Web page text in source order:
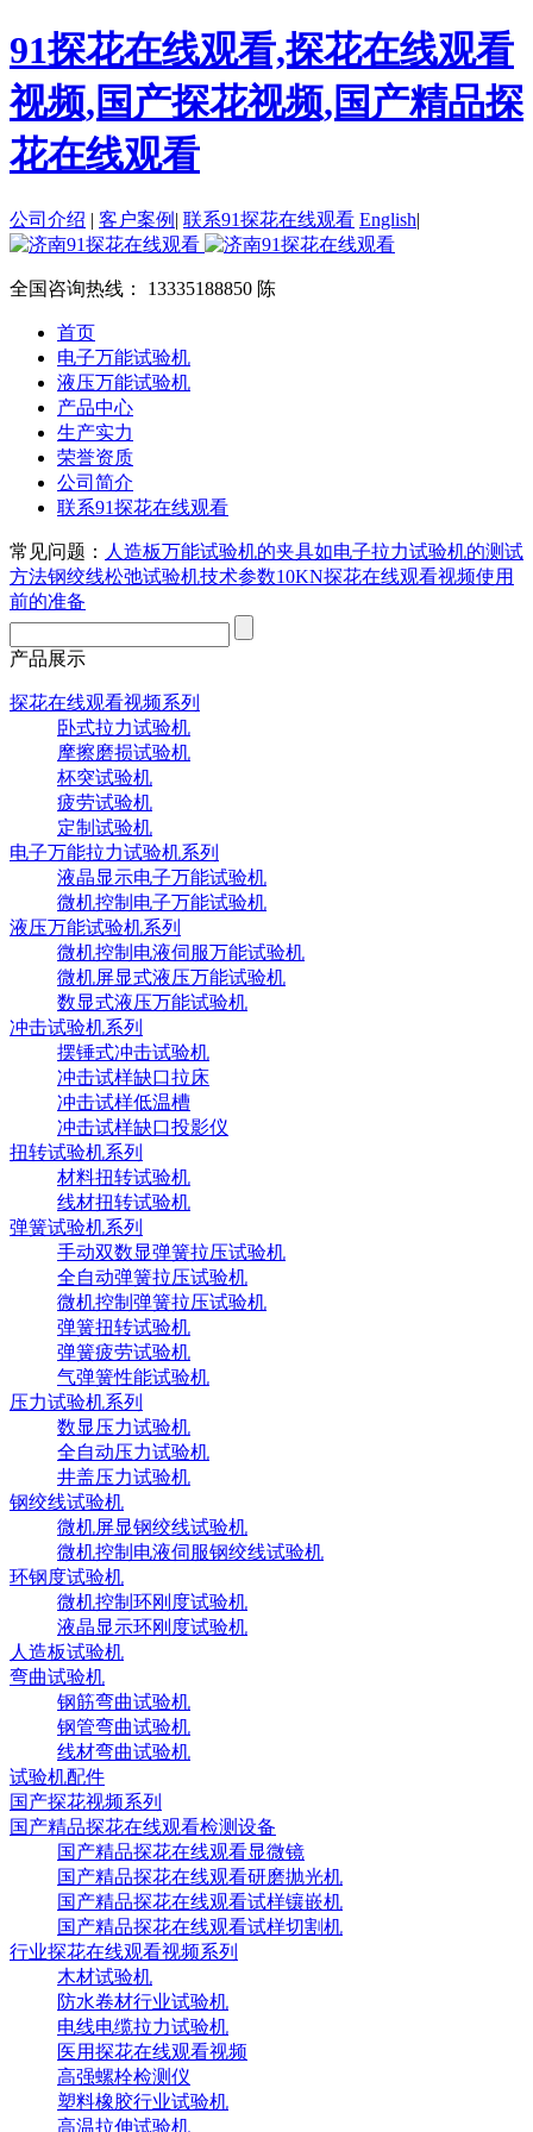
91探花在线观看,探花在线观看
视频,国产探花视频,国产精品探
花在线观看
公司介绍 | 客户案例 | 联系91探花在线观看 English|
全国咨询热线： 13335188850 陈
首页
电子万能试验机
液压万能试验机
产品中心
生产实力
荣誉资质
公司简介
联系91探花在线观看
常见问题： 人造板万能试验机的夹具如电子拉力试验机的测试
方法钢绞线松弛试验机技术参数10KN探花在线观看视频使用
前的准备
产品展示
探花在线观看视频系列
卧式拉力试验机
摩擦磨损试验机
杯突试验机
疲劳试验机
定制试验机
电子万能拉力试验机系列
液晶显示电子万能试验机
微机控制电子万能试验机
液压万能试验机系列
微机控制电液伺服万能试验机
微机屏显式液压万能试验机
数显式液压万能试验机
冲击试验机系列
摆锤式冲击试验机
冲击试样缺口拉床
冲击试样低温槽
冲击试样缺口投影仪
扭转试验机系列
材料扭转试验机
线材扭转试验机
弹簧试验机系列
手动双数显弹簧拉压试验机
全自动弹簧拉压试验机
微机控制弹簧拉压试验机
弹簧扭转试验机
弹簧疲劳试验机
气弹簧性能试验机
压力试验机系列
数显压力试验机
全自动压力试验机
井盖压力试验机
钢绞线试验机
微机屏显钢绞线试验机
微机控制电液伺服钢绞线试验机
环钢度试验机
微机控制环刚度试验机
液晶显示环刚度试验机
人造板试验机
弯曲试验机
钢筋弯曲试验机
钢管弯曲试验机
线材弯曲试验机
试验机配件
国产探花视频系列
国产精品探花在线观看检测设备
国产精品探花在线观看显微镜
国产精品探花在线观看研磨抛光机
国产精品探花在线观看试样镶嵌机
国产精品探花在线观看试样切割机
行业探花在线观看视频系列
木材试验机
防水卷材行业试验机
电线电缆拉力试验机
医用探花在线观看视频
高强螺栓检测仪
塑料橡胶行业试验机
高温拉伸试验机